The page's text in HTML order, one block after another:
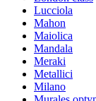
Lucciola
Mahon
Maiolica
Mandala
Meraki
Metallici
Milano